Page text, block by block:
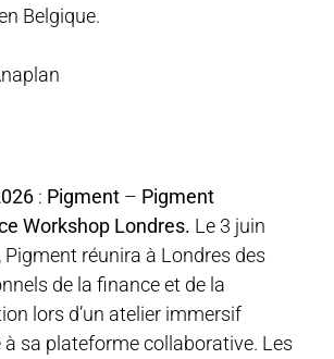
Belgique.
: Pigment – Pigment
Workshop Londres. Le 3 juin
Pigment réunira à Londres des
de la finance et de la
lors d’un atelier immersif
à sa plateforme collaborative. Les